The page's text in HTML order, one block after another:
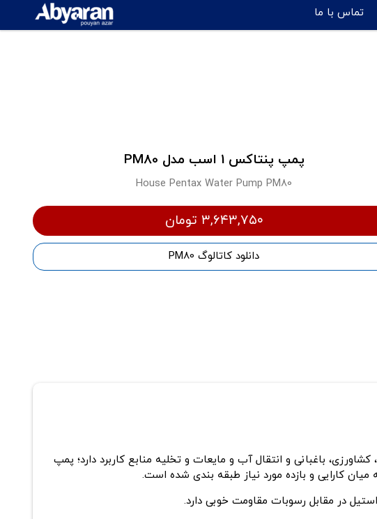
تماس با ما
پمپ پنتاکس 1 اسب مدل PM80
House Pentax Water Pump PM80
۳,۶۴۳,۷۵۰ تومان
دانلود کاتالوگ PM80
منابع کاربرد دارد؛ پمپ
کارایی و بازده مورد نیاز طبقه بندی شده است.
در مقابل رسوبات مقاومت خوبی دارد.